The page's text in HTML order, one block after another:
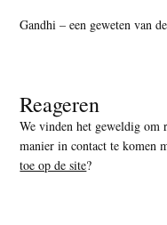
Gandhi – een geweten van
Reageren
We vinden het geweldig om
manier in contact te komen
toe op de site?